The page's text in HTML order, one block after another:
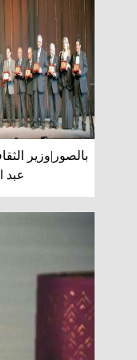
بالصور|وزير
عبد